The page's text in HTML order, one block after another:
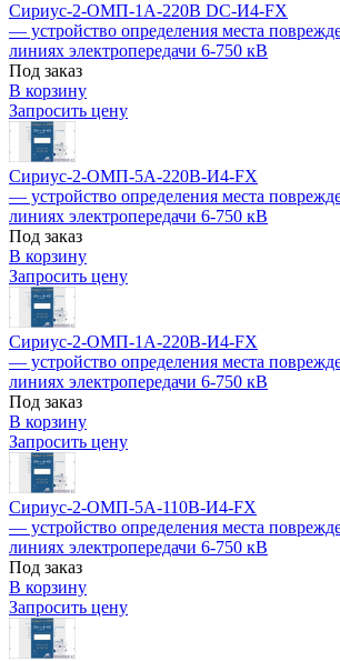
Сириус-2-ОМП-1А-220В DC-И4-FX
— устройство определения места
линиях электропередачи 6-750 кВ
Под заказ
В корзину
Запросить цену
Сириус-2-ОМП-5А-220В-И4-FX
— устройство определения места
линиях электропередачи 6-750 кВ
Под заказ
В корзину
Запросить цену
Сириус-2-ОМП-1А-220В-И4-FX
— устройство определения места
линиях электропередачи 6-750 кВ
Под заказ
В корзину
Запросить цену
Сириус-2-ОМП-5А-110В-И4-FX
— устройство определения места
линиях электропередачи 6-750 кВ
Под заказ
В корзину
Запросить цену